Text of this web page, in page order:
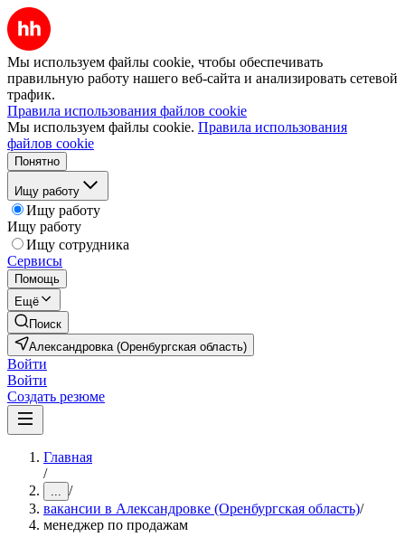
Мы используем файлы cookie, чтобы обеспечивать
правильную работу нашего веб-сайта и анализировать сетевой
трафик.
Правила использования файлов cookie
Мы используем файлы cookie. Правила использования
файлов cookie
Понятно
Ищу работу
Ищу работу
Ищу работу
Ищу сотрудника
Сервисы
Помощь
Ещё
Поиск
Александровка (Оренбургская область)
Войти
Войти
Создать резюме
Главная
/
... /
вакансии в Александровке (Оренбургская область)/
менеджер по продажам